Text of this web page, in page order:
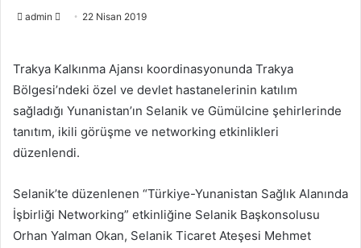
admin
e
-
p
o
s
a
g
ö
22 Nisan 2019
Trakya Kalkınma Ajansı koordinasyonunda Trakya
Bölgesi’ndeki özel ve devlet hastanelerinin katılım
sağladığı Yunanistan’ın Selanik ve Gümülcine şehirlerinde
tanıtım, ikili görüşme ve networking etkinlikleri
düzenlendi.
Selanik’te düzenlenen “Türkiye-Yunanistan Sağlık Alanında
İşbirliği Networking” etkinliğine Selanik Başkonsolusu
Orhan Yalman Okan, Selanik Ticaret Ateşesi Mehmet